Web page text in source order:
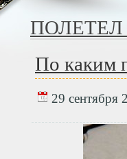
По каким
29 сентября